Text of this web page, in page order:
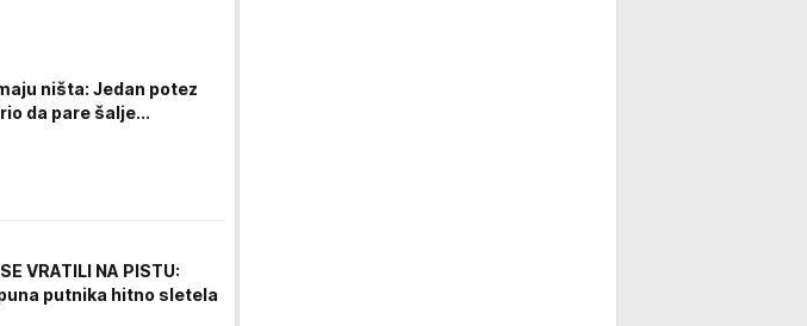
ništa: Jedan potez
da pare šalje...
VRATILI NA PISTU:
putnika hitno sletela